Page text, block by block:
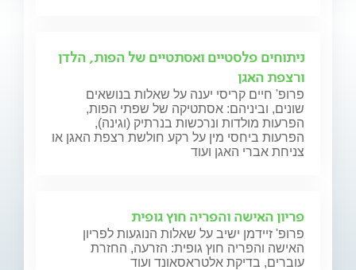
ניתוחים פלסטיים ואסתטיים של הפות, הלדן
ורצפת האגן
פרופ' חיים קריסי יענה על שאלות בנושאים
שונים, וביניהם: אסתטיקה של שפתי הפות,
הפרעות מולדות ונרכשות בנרתיק (וגינה),
הפרעות ביחסי מין על רקע חולשת רצפת האגן או
צניחת אברי האגן ועוד
פריון האישה והפריה חוץ גופית
פרופ' זיידמן ישיב על שאלות הנוגעות לפריון
האישה והפריה חוץ גופית: הזרעה, החזרת
עוברים, בדיקת אלטראסאונד ועוד